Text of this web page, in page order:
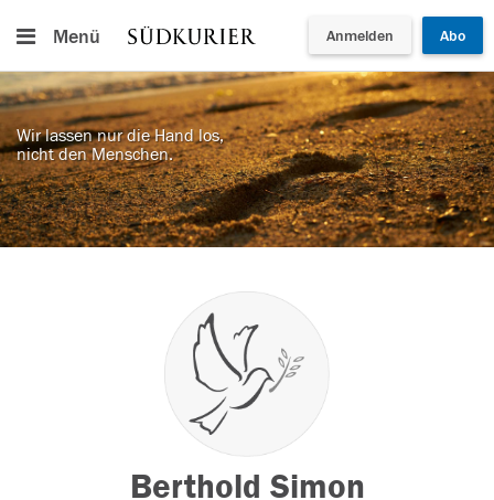
Menü Anmelden Abo
Wir lassen nur die Hand los,
nicht den Menschen.
Berthold Simon